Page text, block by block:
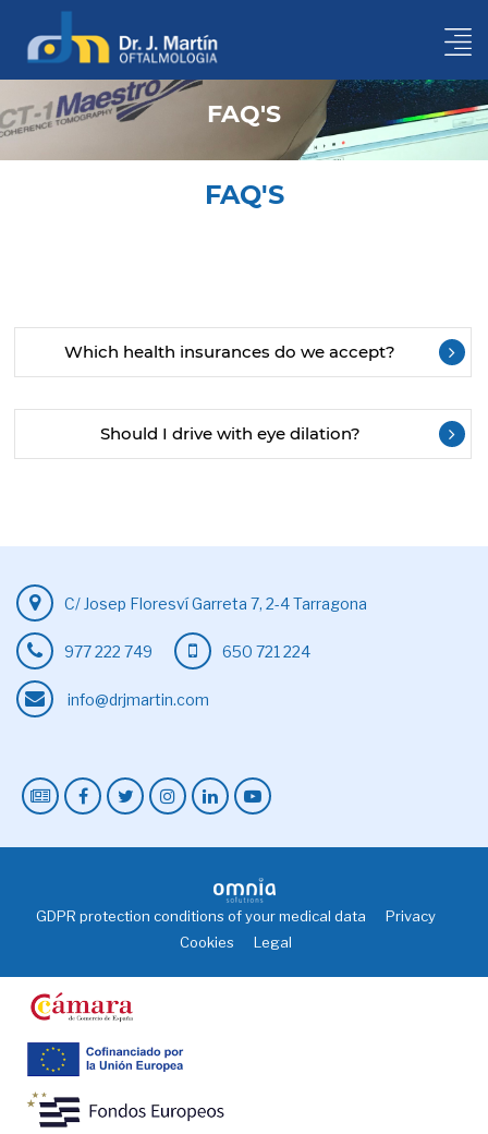
FAQ'S
FAQ'S
Which health insurances do we accept?
Should I drive with eye dilation?
C/ Josep Floresví Garreta 7, 2-4 Tarragona
977 222 749 650 721 224
info@drjmartin.com
GDPR protection conditions of your medical data
Privacy
Cookies
Legal